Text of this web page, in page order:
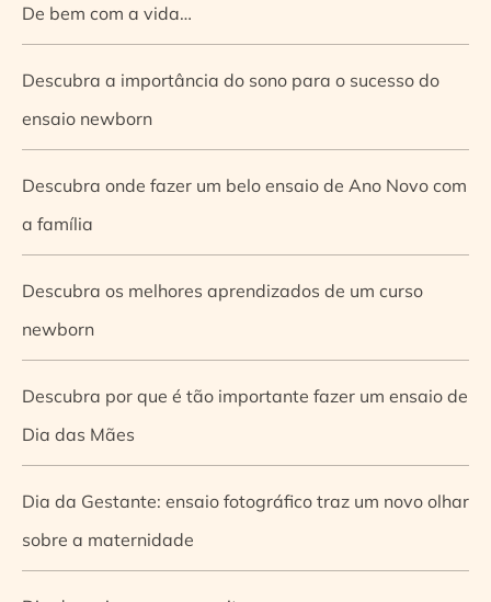
De bem com a vida…
Descubra a importância do sono para o sucesso do
ensaio newborn
Descubra onde fazer um belo ensaio de Ano Novo com
a família
Descubra os melhores aprendizados de um curso
newborn
Descubra por que é tão importante fazer um ensaio de
Dia das Mães
Dia da Gestante: ensaio fotográfico traz um novo olhar
sobre a maternidade